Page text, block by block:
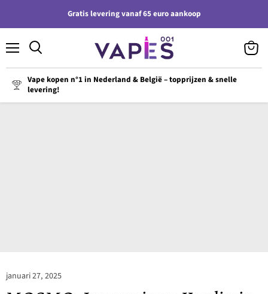
Gratis levering vanaf 65 euro aankoop
Vape kopen n°1 in Nederland & België – topprijzen & snelle
levering!
januari 27, 2025